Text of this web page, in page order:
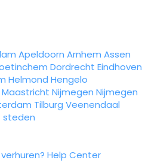
Apeldoorn Arnhem Assen
Dordrecht Eindhoven
Helmond Hengelo
Maastricht Nijmegen Nijmegen
Tilburg Veenendaal
steden
Help Center